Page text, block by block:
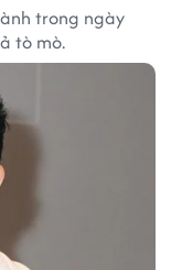
trong ngày
tò mò.